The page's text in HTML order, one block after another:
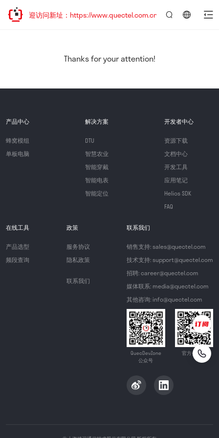
移，欢迎访问新址：https://www.quectel.com.cn
Thanks for your attention!
产品中心
蜂窝模组
单板电脑
解决方案
DTU
智慧农业
智能穿戴
智能电表
智能定位
开发者中心
资源下载
文档中心
开发工具
应用笔记
Helios SDK
FAQ
在线工具
产品选型
频段查询
政策
服务协议
隐私政策
联系我们
联系我们
销售支持: sales@quectel.com
技术支持: support@quectel.com
招聘: career@quectel.com
媒体联系: media@quectel.com
其他咨询: info@quectel.com
QuecDevZone
公众号
官方公众号